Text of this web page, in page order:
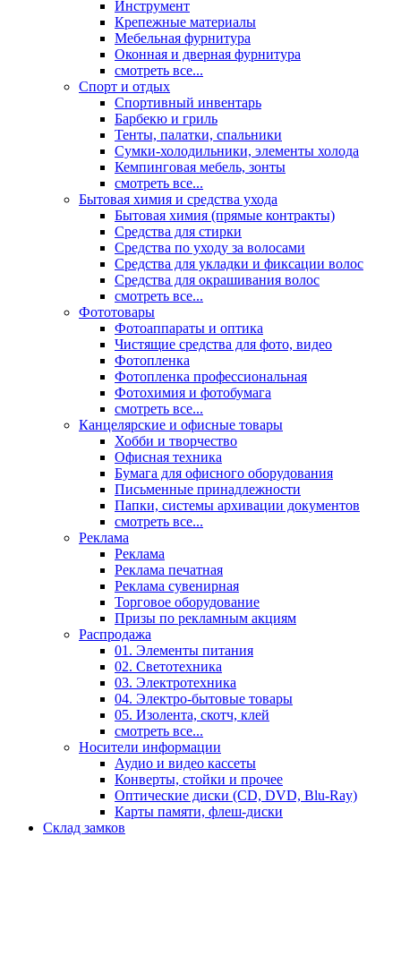
Инструмент
Крепежные материалы
Мебельная фурнитура
Оконная и дверная фурнитура
смотреть все...
Спорт и отдых
Спортивный инвентарь
Барбекю и гриль
Тенты, палатки, спальники
Сумки-холодильники, элементы холода
Кемпинговая мебель, зонты
смотреть все...
Бытовая химия и средства ухода
Бытовая химия (прямые контракты)
Средства для стирки
Средства по уходу за волосами
Средства для укладки и фиксации волос
Средства для окрашивания волос
смотреть все...
Фототовары
Фотоаппараты и оптика
Чистящие средства для фото, видео
Фотопленка
Фотопленка профессиональная
Фотохимия и фотобумага
смотреть все...
Канцелярские и офисные товары
Хобби и творчество
Офисная техника
Бумага для офисного оборудования
Письменные принадлежности
Папки, системы архивации документов
смотреть все...
Реклама
Реклама
Реклама печатная
Реклама сувенирная
Торговое оборудование
Призы по рекламным акциям
Распродажа
01. Элементы питания
02. Светотехника
03. Электротехника
04. Электро-бытовые товары
05. Изолента, скотч, клей
смотреть все...
Носители информации
Аудио и видео кассеты
Конверты, стойки и прочее
Оптические диски (CD, DVD, Blu-Ray)
Карты памяти, флеш-диски
Склад замков